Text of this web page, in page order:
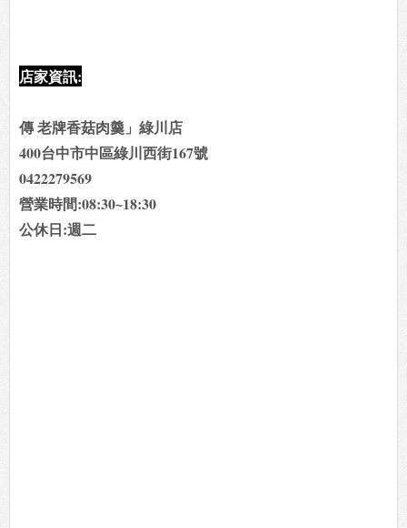
店家資訊:
傳 老牌香菇肉羹」綠川店
400台中市中區綠川西街167號
0422279569
營業時間:08:30~18:30
公休日:週二